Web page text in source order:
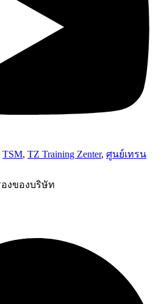
TSM, TZ Training Zenter, ศูนย์เทรน